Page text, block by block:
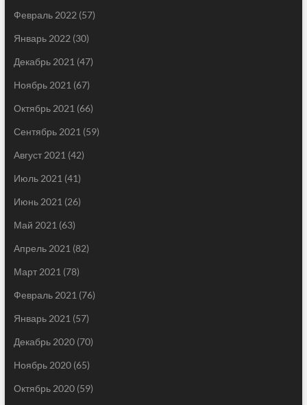
Февраль 2022 (57)
Январь 2022 (30)
Декабрь 2021 (47)
Ноябрь 2021 (67)
Октябрь 2021 (66)
Сентябрь 2021 (59)
Август 2021 (42)
Июль 2021 (41)
Июнь 2021 (26)
Май 2021 (63)
Апрель 2021 (82)
Март 2021 (78)
Февраль 2021 (76)
Январь 2021 (57)
Декабрь 2020(70)
Ноябрь 2020(65)
Октябрь 2020(59)